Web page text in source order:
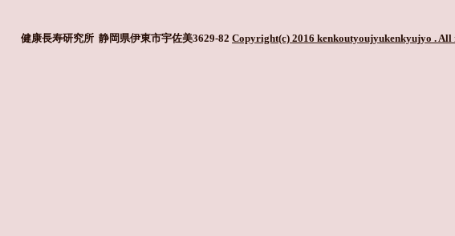
健康長寿研究所 静岡県伊東市宇佐美3629-82 Copyright(c) 2016 kenkoutyoujyukenkyujyo . All